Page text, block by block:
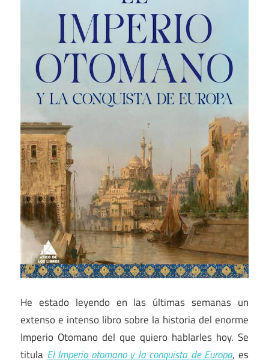
He estado leyendo en las últimas semanas un
extenso e intenso libro sobre la historia del enorme
Imperio Otomano del que quiero hablarles hoy. Se
titula El Imperio otomano y la conquista de Europa, es